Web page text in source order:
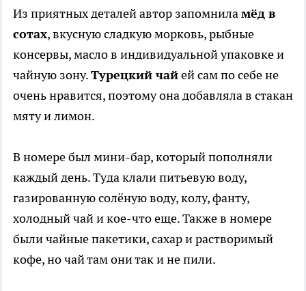
Из приятных деталей автор запомниламёд в
сотах, вкусную сладкую морковь, рыбные
консервы, масло в индивидуальной упаковке и
чайную зону.Турецкий чайей сам по себе не
очень нравится, поэтому она добавляла в стакан
мяту и лимон.
В номере был мини-бар, который пополняли
каждый день. Туда клали питьевую воду,
газированную солёную воду, колу, фанту,
холодный чай и кое-что еще. Также в номере
были чайные пакетики, сахар и растворимый
кофе, но чай там они так и не пили.